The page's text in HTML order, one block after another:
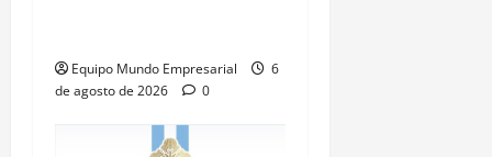
Equipo Mundo Empresarial
6
de agosto de 2026
0